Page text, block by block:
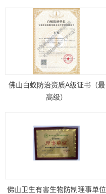
佛山白蚁防治资质A级证书（最
高级）
佛山卫生有害生物防制理事单位